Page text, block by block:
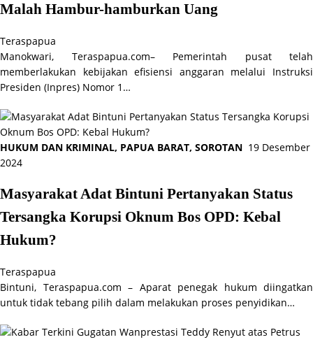
Malah Hambur-hamburkan Uang
Teraspapua
Manokwari, Teraspapua.com– Pemerintah pusat telah
memberlakukan kebijakan efisiensi anggaran melalui Instruksi
Presiden (Inpres) Nomor 1…
HUKUM DAN KRIMINAL, PAPUA BARAT, SOROTAN 19 Desember
2024
Masyarakat Adat Bintuni Pertanyakan Status
Tersangka Korupsi Oknum Bos OPD: Kebal
Hukum?
Teraspapua
Bintuni, Teraspapua.com – Aparat penegak hukum diingatkan
untuk tidak tebang pilih dalam melakukan proses penyidikan…